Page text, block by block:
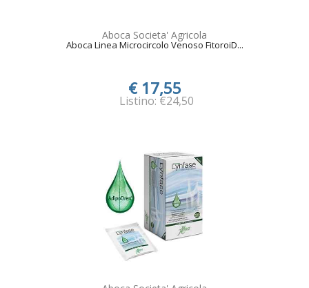
Aboca Societa' Agricola
Aboca Linea Microcircolo Venoso FitoroiD...
€ 17,55
Listino: €24,50